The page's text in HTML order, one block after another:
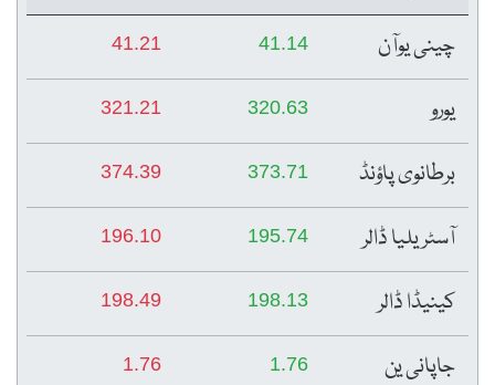
چینی یوآن
41.14
41.21
یورو 320.63
321.21
برطانوی پاؤنڈ 373.71
374.39
آسٹریلیا ڈالر 195.74
196.10
کینیڈا ڈالر 198.13
198.49
جاپانی ین 1.76
1.76